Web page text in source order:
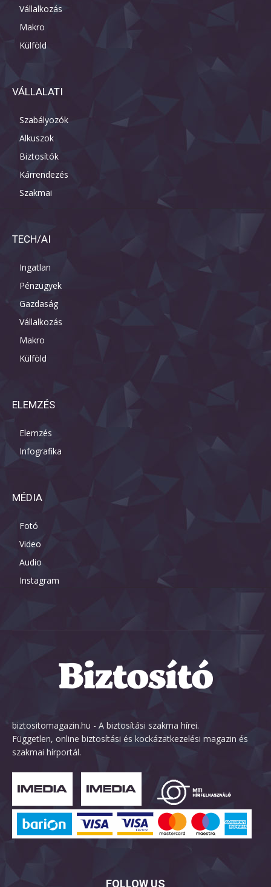
Vállalkozás
Makro
Külföld
VÁLLALATI
Szabályozók
Alkuszok
Biztosítók
Kárrendezés
Szakmai
TECH/AI
Ingatlan
Pénzügyek
Gazdaság
Vállalkozás
Makro
Külföld
ELEMZÉS
Elemzés
Infografika
MÉDIA
Fotó
Video
Audio
Instagram
biztositomagazin.hu - A biztosítási szakma hírei.
Független, online biztosítási és kockázatkezelési magazin és
szakmai hírportál.
FOLLOW US